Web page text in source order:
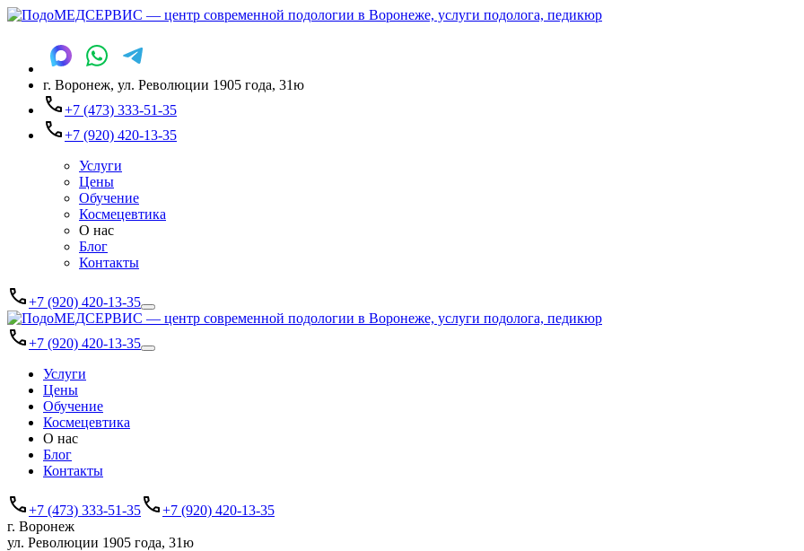
г. Воронеж, ул. Революции 1905 года, 31ю
+7 (473) 333-51-35
+7 (920) 420-13-35
Услуги
Цены
Обучение
Космецевтика
О нас
Блог
Контакты
+7 (920) 420-13-35
+7 (920) 420-13-35
Услуги
Цены
Обучение
Космецевтика
О нас
Блог
Контакты
+7 (473) 333-51-35
+7 (920) 420-13-35
г. Воронеж
ул. Революции 1905 года, 31ю